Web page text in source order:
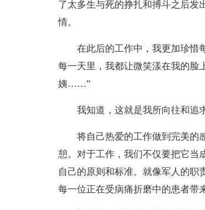
了太多生与死的挣扎和搏斗之后发
情。
在此后的工作中，我更加珍惜
每一天里，我都让微笑漾在我的脸
姨……”
我知道，这就是我所向往和追
将自己热爱的工作做到完美的
憩。对于工作，我们不仅要把它当
自己的原则和标准。就像军人的职
每一位正在受病痛折磨中的患者带